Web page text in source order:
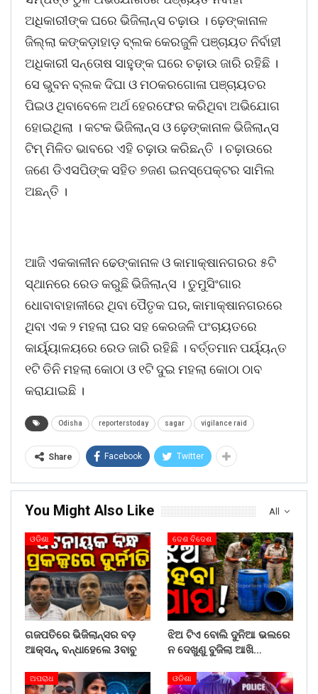
ଅଧିକାରୀଙ୍କ ଘରେ ଭିଜିଲାନ୍ସ ଚଢ଼ାଉ । ଢ଼େଙ୍କାନାଳ
ଜିଲ୍ଲା କଙ୍କଡ଼ାହାଡ଼ ବ୍ଲକ କେରଜୁଳି ପଞ୍ଚାୟତ ନିର୍ବାହୀ
ଅଧିକାରୀ ସନ୍ତୋଷ ସାହୁଙ୍କ ଘରେ ଚଢ଼ାଉ ଜାରି ରହିଛି ।
ସେ ଭୁବନ ବ୍ଲକ ଦିଘା ଓ ମଠକରଗୋଳା ପଞ୍ଚାୟତର
ପିଇଓ ଥିବାବେଳେ ଅର୍ଥ ହେରଫେର କରିଥିବା ଅଭିଯୋଗ
ହୋଇଥିଲା । କଟକ ଭିଜିଲାନ୍ସ ଓ ଢ଼େଙ୍କାନାଳ ଭିଜିଲାନ୍ସ
ଟିମ୍ ମିଳିତ ଭାବରେ ଏହି ଚଢ଼ାଉ କରିଛନ୍ତି । ଚଢ଼ାଉରେ
ଜଣେ ଡିଏସପିଙ୍କ ସହିତ ୭ଜଣ ଇନସ୍ପେକ୍ଟର ସାମିଲ
ଅଛନ୍ତି ।
ଆଜି ଏକକାଳୀନ ଢେଙ୍କାନାଳ ଓ କାମାକ୍ଷାନଗରର ୫ଟି
ସ୍ଥାନରେ ରେଡ କରୁଛି ଭିଜିଲାନ୍ସ । ତୁମୁସିଂଗାର
ଧୋବାବାହାଳୀରେ ଥିବା ପୈତୃକ ଘର, କାମାକ୍ଷାନଗରରେ
ଥିବା ଏକ ୨ ମହଲା ଘର ସହ କେରଜଳି ପଂଚାୟତରେ
କାର୍ୟ୍ୟାଳୟରେ ରେଡ ଜାରି ରହିଛି । ବର୍ତ୍ତମାନ ପର୍ୟ୍ୟନ୍ତ
୧ଟି ତିନି ମହଲା କୋଠା ଓ ୧ଟି ଦୁଇ ମହଲା କୋଠା ଠାବ
କରାଯାଇଛି ।
Odisha reporterstoday sagar vigilance raid
Share Facebook Twitter
All
You Might Also Like
ଓଡିଶା
ଗଜପତିରେ ଭିଜିଲାନ୍ସର ବଡ଼
ଆକ୍ସନ୍, ବନ୍ଧାହେଲେ 3ବାବୁ
ଦେଶ ବିଦେଶ
ଝିଅ ଟିଏ ବୋଲି ଦୁନିଆ ଭଲରେ
ନ ଦେଖୁଣୁ ବୁଜିଲା ଆଖି…
ଅପରାଧ ଓଡିଶା